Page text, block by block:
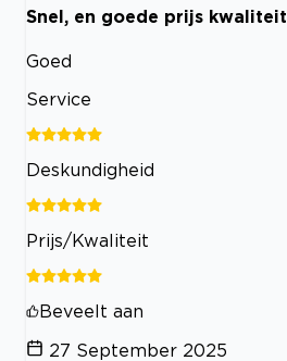
Snel, en goede prijs kwaliteit
Goed
Service
Deskundigheid
Prijs/Kwaliteit
Beveelt aan
27 September 2025